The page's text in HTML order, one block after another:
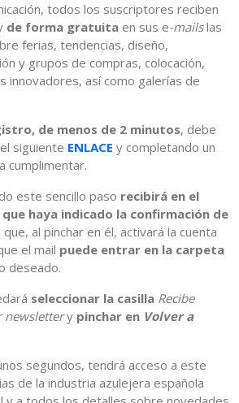
todos los suscriptores reciben
de forma gratuita en sus e-mailslas
ferias, tendencias, diseño,
y grupos de compras, colocación,
innovadores, así como galerías de
de menos de 2 minutos, debe
siguiente ENLACE y completando un
cumplimentar.
este sencillo paso recibirá en el
haya indicado la confirmación de
que, al pinchar en él, activará la cuenta
el mail puede entrar en la carpeta
deseado.
seleccionar la casilla Recibe
newslettery pinchar en Volver a
segundos, tendrá acceso a este
de la industria azulejera española